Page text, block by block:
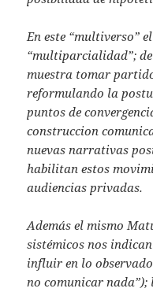
En este “multiverso”
“multiparcialidad”;
muestra tomar
reformulando la
puntos de
construccion
nuevas narrativas
habilitan estos
audiencias privadas.
Además el mismo
sistémicos nos
influir en lo
no comunicar nada”);